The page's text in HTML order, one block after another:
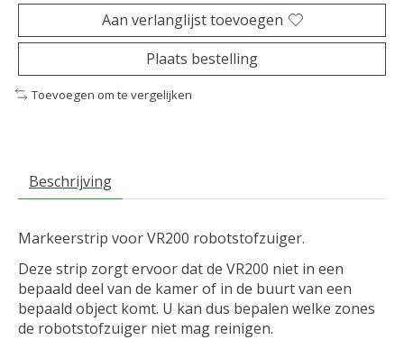
Aan verlanglijst toevoegen
Plaats bestelling
Toevoegen om te vergelijken
Beschrijving
Markeerstrip voor VR200 robotstofzuiger.
Deze strip zorgt ervoor dat de VR200 niet in een
bepaald deel van de kamer of in de buurt van een
bepaald object komt. U kan dus bepalen welke zones
de robotstofzuiger niet mag reinigen.